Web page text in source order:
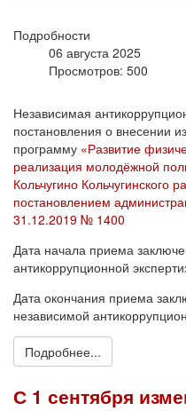
Подробности
06 августа 2025
Просмотров: 500
Независимая
постановления о внесении
программу «Развитие
реализация молодёжной
Кольчугино Кольчугинского
постановлением
31.12.2019 № 1400
Дата начала приема
антикоррупционной
Дата окончания приема
независимой
Подробнее...
С 1 сентября